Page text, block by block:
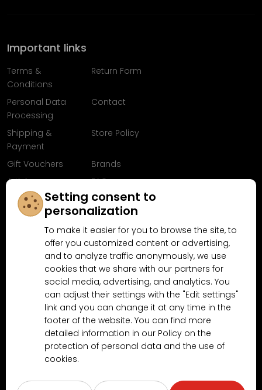
Important links
Terms &
Conditions
Return Form
Personal Data
Processing
Contact
Shipping &
Payment
Store Policy
Gift Vouchers
Brands
Articles
FAQ
Follow us on
Facebook
Why shop at MN-Modelar.com
4.9/5(10481x) 4.5/5 (189x)
Setting consent to
personalization
To make it easier for you to browse the site, to
offer you customized content or advertising,
and to analyze traffic anonymously, we use
cookies that we share with our partners for
social media, advertising, and analytics. You
can adjust their settings with the "Edit settings"
link and you can change it at any time in the
footer of the website. You can find more
detailed information in our Policy on the
protection of personal data and the use of
cookies.